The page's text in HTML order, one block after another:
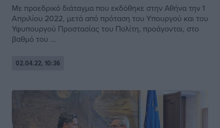
Με προεδρικό διάταγμα που εκδόθηκε στην Αθήνα την 1
Απριλίου 2022, μετά από πρόταση του Υπουργού και του
Υφυπουργού Προστασίας του Πολίτη, προάγονται, στο
βαθμό του ...
02.04.22, 10:36